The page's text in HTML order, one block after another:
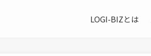
LOGI-BIZとは